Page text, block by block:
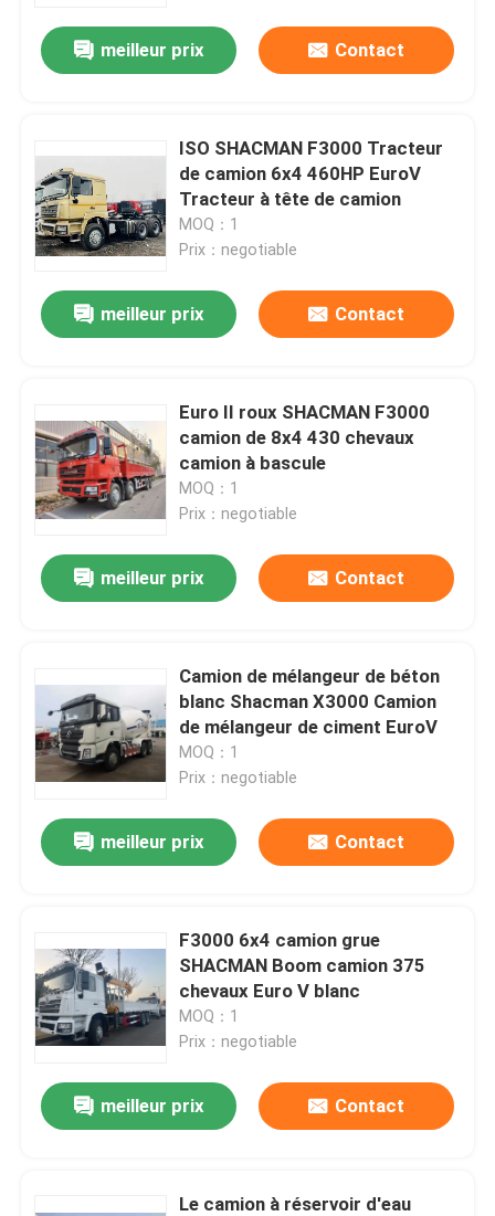
meilleur prix Contact
ISO SHACMAN F3000 Tracteur
de camion 6x4 460HP EuroV
Tracteur à tête de camion
MOQ：1
Prix：negotiable
meilleur prix Contact
Euro II roux SHACMAN F3000
camion de 8x4 430 chevaux
camion à bascule
MOQ：1
Prix：negotiable
meilleur prix Contact
Camion de mélangeur de béton
blanc Shacman X3000 Camion
de mélangeur de ciment EuroV
MOQ：1
Prix：negotiable
meilleur prix Contact
F3000 6x4 camion grue
SHACMAN Boom camion 375
chevaux Euro V blanc
MOQ：1
Prix：negotiable
meilleur prix Contact
Le camion à réservoir d'eau